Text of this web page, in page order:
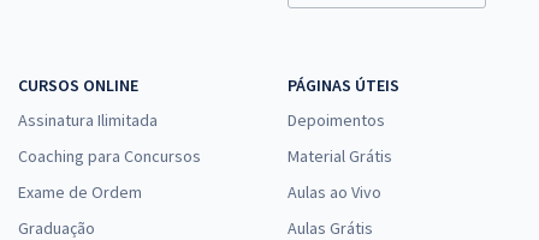
CURSOS ONLINE
Assinatura Ilimitada
Coaching para Concursos
Exame de Ordem
Graduação
PÁGINAS ÚTEIS
Depoimentos
Material Grátis
Aulas ao Vivo
Aulas Grátis